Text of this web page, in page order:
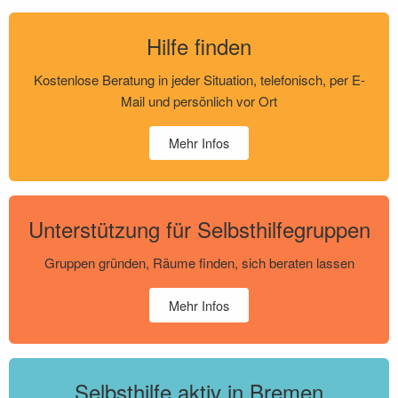
Hilfe finden
Kostenlose Beratung in jeder Situation, telefonisch, per E-
Mail und persönlich vor Ort
Mehr Infos
Unterstützung für Selbsthilfegruppen
Gruppen gründen, Räume finden, sich beraten lassen
Mehr Infos
Selbsthilfe aktiv in Bremen